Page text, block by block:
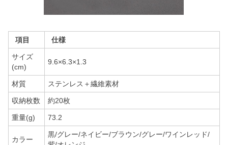
項目 仕様
サイズ
(cm)
9.6×6.3×1.3
材質 ステンレス＋繊維素材
収納枚数 約20枚
重量(g) 73.2
カラー
黒/グレー/ネイビー/ブラウン/グレー/ワインレッド/